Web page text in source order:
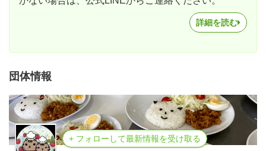
詳細を読む
団体情報
+ フォローして最新情報を受け取る